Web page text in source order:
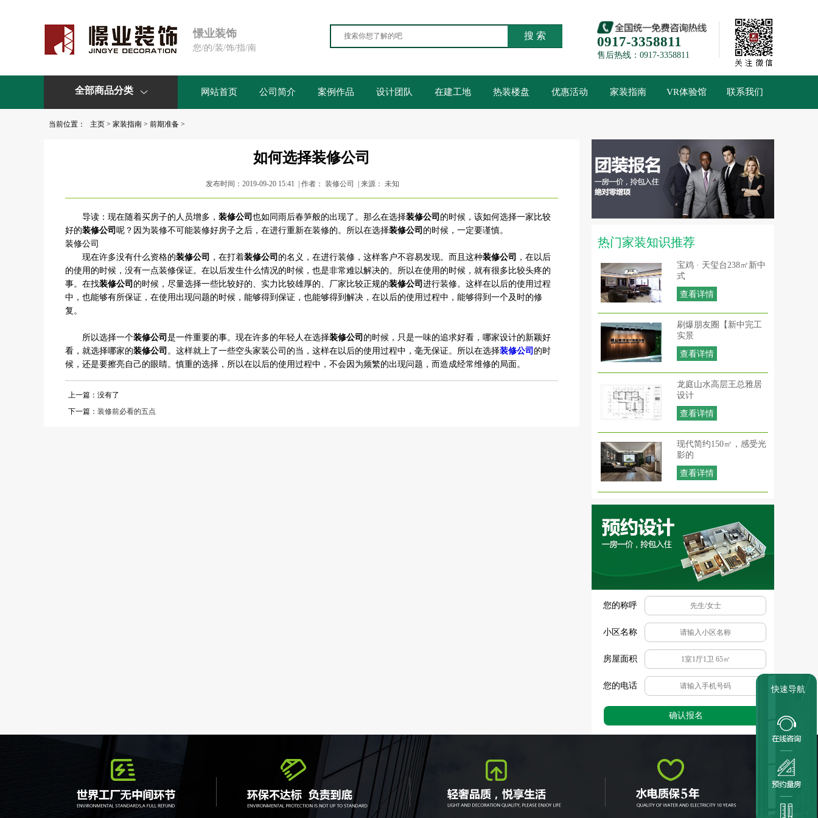
憬业装饰
您/的/装/饰/指/南 0917-3358811
售后热线：0917-3358811
搜 索
全部商品分类  网站首页 公司简介 案例作品 设计团队 在建工地 热装楼盘 优惠活动 家装指南 VR体验馆 联系我们
当前位置： 主页 > 家装指南 > 前期准备 >
热门家装知识推荐
宝鸡 · 天玺台238㎡新中
式
查看详情
刷爆朋友圈【新中完工
实景
查看详情
龙庭山水高层王总雅居
设计
查看详情
现代简约150㎡，感受光
影的
查看详情
您的称呼
小区名称
房屋面积
您的电话
确认报名
如何选择装修公司
发布时间：2019-09-20 15:41 | 作者： 装修公司 | 来源： 未知
导读：现在随着买房子的人员增多， 装修公司 也如同雨后春笋般的出现了。那么在选择装修公司 的时候，该如何选择一家比较
好的装修公司 呢？因为装修不可能装修好房子之后，在进行重新在装修的。所以在选择装修公司 的时候，一定要谨慎。
装修公司
现在许多没有什么资格的装修公司 ，在打着装修公司 的名义，在进行装修，这样客户不容易发现。而且这种装修公司
，在以后
的使用的时候，没有一点装修保证。在以后发生什么情况的时候，也是非常难以解决的。所以在使用的时候，就有很多比较头疼的
事。在找装修公司 的时候，尽量选择一些比较好的、实力比较雄厚的、厂家比较正规的装修公司 进行装修。这样在以后的使用过程
中，也能够有所保证，在使用出现问题的时候，能够得到保证，也能够得到解决，在以后的使用过程中，能够得到一个及时的修
复。
所以选择一个装修公司 是一件重要的事。现在许多的年轻人在选择装修公司 的时候，只是一味的追求好看，哪家设计的新颖好
看，就选择哪家的装修公司 。这样就上了一些空头家装公司的当，这样在以后的使用过程中，毫无保证。所以在选择装修公司 的时
候，还是要擦亮自己的眼睛。慎重的选择，所以在以后的使用过程中，不会因为频繁的出现问题，而造成经常维修的局面。
上一篇：没有了
下一篇： 装修前必看的五点
快速导航